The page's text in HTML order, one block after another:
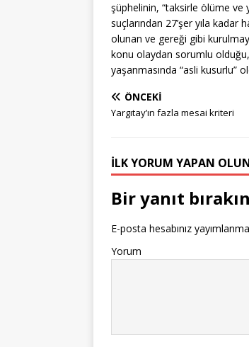
şüphelinin, “taksirle ölüme ve
suçlarından 27’şer yıla kadar
olunan ve gereği gibi
konu olaydan sorumlu
yaşanmasında “asli kusurlu”
ÖNCEKI
Yargıtay’ın fazla mesai kriteri
İLK YORUM YAPAN
Bir yanıt bırakın
E-posta hesabınız
Yorum